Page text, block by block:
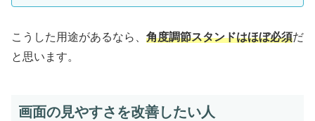
こうした用途があるなら、 角度調節スタンドはほぼ必須だ
と思います。
画面の見やすさを改善したい人